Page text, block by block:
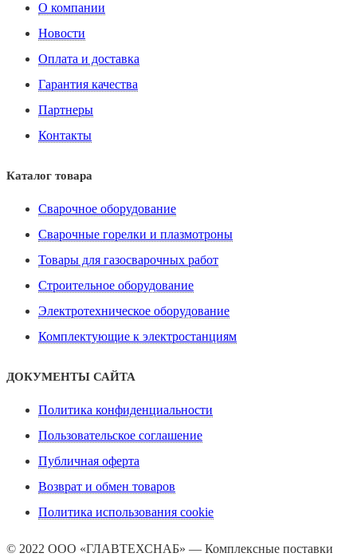
О компании
Новости
Оплата и доставка
Гарантия качества
Партнеры
Контакты
Каталог товара
Сварочное оборудование
Сварочные горелки и плазмотроны
Товары для газосварочных работ
Строительное оборудование
Электротехническое оборудование
Комплектующие к электростанциям
ДОКУМЕНТЫ САЙТА
Политика конфиденциальности
Пользовательское соглашение
Публичная оферта
Возврат и обмен товаров
Политика использования cookie
© 2022 ООО «ГЛАВТЕХСНАБ» — Комплексные поставки